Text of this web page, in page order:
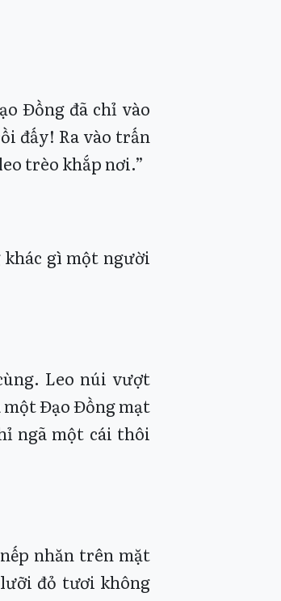
Đồng đã chỉ vào
đấy! Ra vào trấn
trèo khắp nơi.”
gì một người
Leo núi vượt
một Đạo Đồng mạt
ngã một cái thôi
nhăn trên mặt
đỏ tươi không